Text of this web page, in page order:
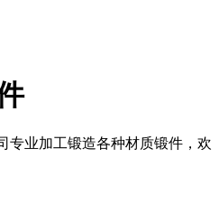
专业加工锻造各种材质锻件，欢